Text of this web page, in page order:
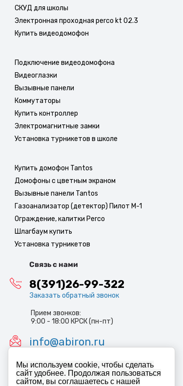
СКУД для школы
Электронная проходная perco kt 02.3
Купить видеодомофон
Подключение видеодомофона
Видеоглазки
Вызывные панели
Коммутаторы
Купить контроллер
Электромагнитные замки
Установка турникетов в школе
Купить домофон Tantos
Домофоны с цветным экраном
Вызывные панели Tantos
Газоанализатор (детектор) Пилот М-1
Ограждение, калитки Perco
Шлагбаум купить
Установка турникетов
Связь с нами
8(391)26-99-322
Заказать обратный звонок
Прием звонков:
9:00 - 18:00 КРСК (пн-пт)
info@abiron.ru
Мы используем cookie, чтобы сделать
сайт удобнее. Продолжая пользоваться
сайтом, вы соглашаетесь с нашей